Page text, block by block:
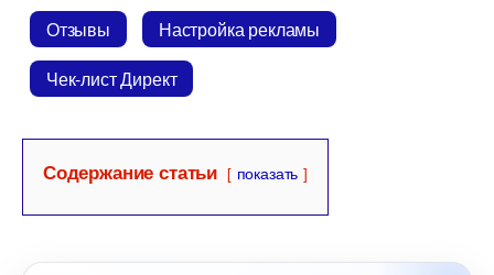
Отзывы
Настройка рекламы
Чек-лист Директ
Содержание статьи показать